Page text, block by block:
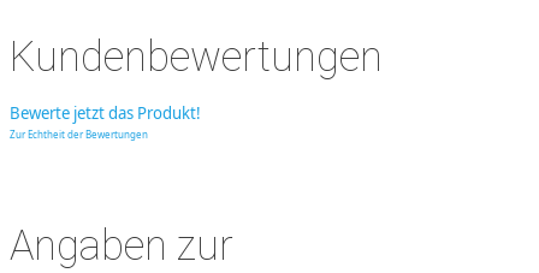
Kundenbewertungen
Bewerte jetzt das Produkt!
Zur Echtheit der Bewertungen
Angaben zur